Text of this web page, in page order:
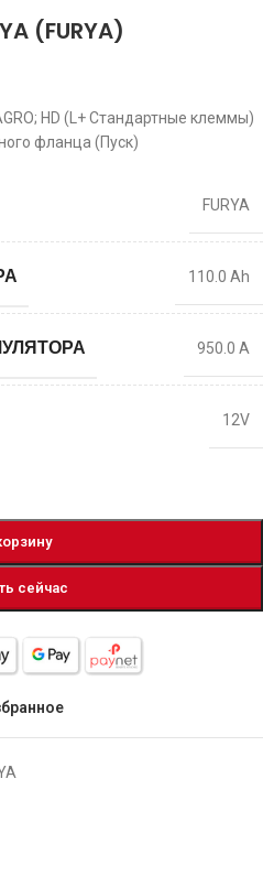
(FURYA)
HD (L+ Стандартные клеммы)
фланца (Пуск)
FURYA
110.0 Ah
950.0 A
12V
сейчас